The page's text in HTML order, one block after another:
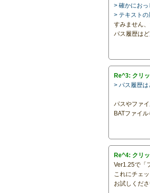
> 確かにお
> テキスト
すみません
パス履歴は
Re^3: クリ
> パス履歴
パスやファ
BATファイ
Re^4: クリ
Ver1.25で「
これにチェ
お試しくださ